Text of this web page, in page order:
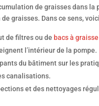
de graisses dans la
graisses. Dans ce sens,
de filtres ou de bacs à graisse
l’intérieur de la pompe.​
du bâtiment sur les
canalisations.​
et des nettoyages